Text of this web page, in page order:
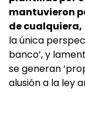
mantuvieron
de cualquiera,
la única
banco’, y
se generan
alusión a la ley